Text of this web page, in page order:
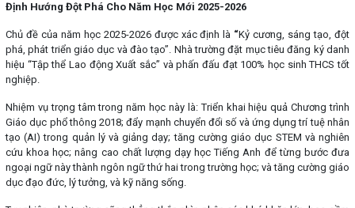
Định Hướng Đột Phá Cho Năm Học Mới 2025-2026
Chủ đề của năm học 2025-2026 được xác định là “Kỷ cương, sáng tạo, đột
phá, phát triển giáo dục và đào tạo”. Nhà trường đặt mục tiêu đăng ký danh
hiệu “Tập thể Lao động Xuất sắc” và phấn đấu đạt 100% học sinh THCS tốt
nghiệp.
Nhiệm vụ trọng tâm trong năm học này là: Triển khai hiệu quả Chương trình
Giáo dục phổ thông 2018; đẩy mạnh chuyển đổi số và ứng dụng trí tuệ nhân
tạo (AI) trong quản lý và giảng dạy; tăng cường giáo dục STEM và nghiên
cứu khoa học; nâng cao chất lượng dạy học Tiếng Anh để từng bước đưa
ngoại ngữ này thành ngôn ngữ thứ hai trong trường học; và tăng cường giáo
dục đạo đức, lý tưởng, và kỹ năng sống.